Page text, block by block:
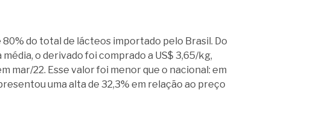
do total de lácteos importado pelo Brasil. Do
o derivado foi comprado a US$ 3,65/kg,
mar/22. Esse valor foi menor que o nacional: em
uma alta de 32,3% em relação ao preço